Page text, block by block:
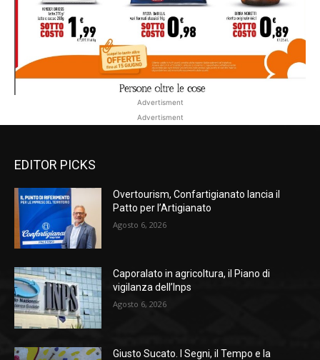
Advertisment
Advertisment
EDITOR PICKS
Overtourism, Confartigianato lancia il
Patto per l’Artigianato
Agosto 6, 2026
Caporalato in agricoltura, il Piano di
vigilanza dell’Inps
Agosto 6, 2026
Giusto Sucato. I Segni, il Tempo e la